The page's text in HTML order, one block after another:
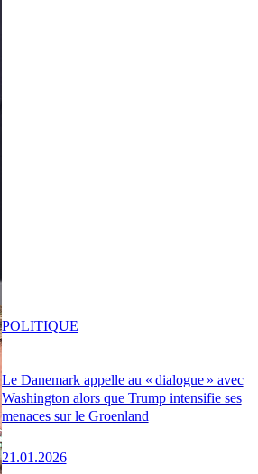
Le Danemark appelle au « dialogue » avec
Washington alors que Trump intensifie ses
menaces sur le Groenland
21.01.2026
POLITIQUE